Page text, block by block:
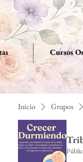
Cursos
Inicio Grupos